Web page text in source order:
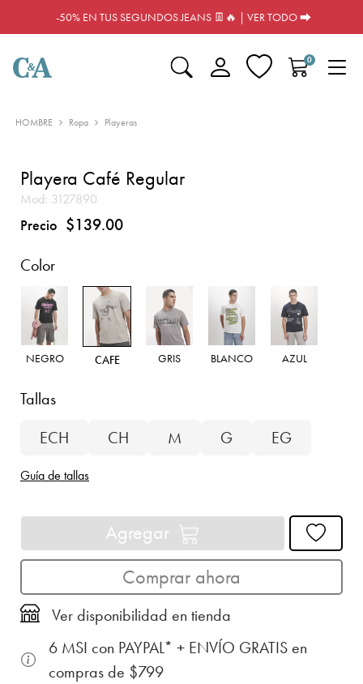
-50% EN TUS SEGUNDOS JEANS 👖🔥 | VER TODO ⮕
0
HOMBRE Ropa Playeras
Playera Café Regular
Mod: 3127890
Precio $139.00
Color
NEGRO CAFE GRIS BLANCO AZUL
Tallas
ECH
CH M G EG
Guía de tallas
Agregar
Comprar ahora
Ver disponibilidad en tienda
6 MSI con PAYPAL* + ENVÍO GRATIS en
compras de $799